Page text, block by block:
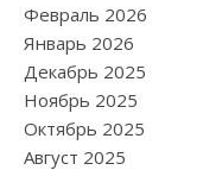
Февраль 2026
Январь 2026
Декабрь 2025
Ноябрь 2025
Октябрь 2025
Август 2025